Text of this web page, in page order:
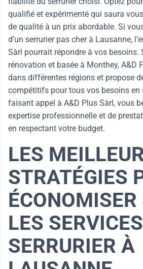
qualifié et expérimenté qui saura
de qualité à un prix abordable. Si
d’un serrurier pas cher à Lausanne,
Sàrl pourrait répondre à vos besoins.
rénovation et basée à Monthey, A&D
dans différentes régions et propose
compétitifs pour tous vos besoins en
faisant appel à A&D Plus Sàrl, vous
expertise professionnelle et de
en respectant votre budget.
LES
STRATÉGIES
ÉCONOMISER
LES
SERRURIER À